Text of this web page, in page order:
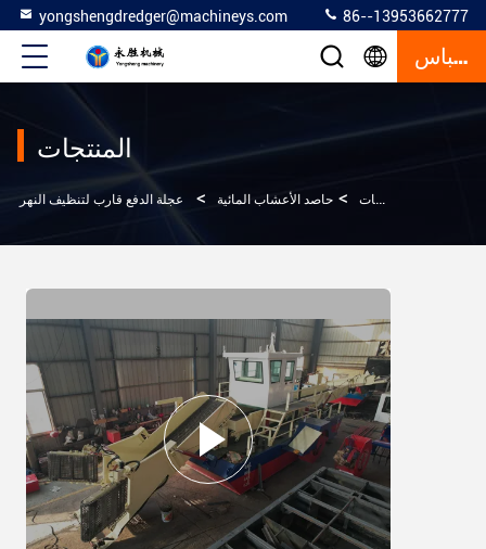
yongshengdredger@machineys.com 86--13953662777
إقتباس
المنتجات
المنتجات > حاصد الأعشاب المائية > عجلة الدفع قارب لتنظيف النهر